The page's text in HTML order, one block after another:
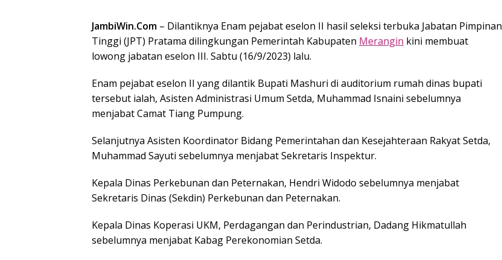
JambiWin.Com – Dilantiknya Enam pejabat eselon II hasil seleksi terbuka Jabatan Pimpinan
Tinggi (JPT) Pratama dilingkungan Pemerintah Kabupaten Merangin kini membuat
lowong jabatan eselon III. Sabtu (16/9/2023) lalu.
Enam pejabat eselon II yang dilantik Bupati Mashuri di auditorium rumah dinas bupati
tersebut ialah, Asisten Administrasi Umum Setda, Muhammad Isnaini sebelumnya
menjabat Camat Tiang Pumpung.
Selanjutnya Asisten Koordinator Bidang Pemerintahan dan Kesejahteraan Rakyat Setda,
Muhammad Sayuti sebelumnya menjabat Sekretaris Inspektur.
Kepala Dinas Perkebunan dan Peternakan, Hendri Widodo sebelumnya menjabat
Sekretaris Dinas (Sekdin) Perkebunan dan Peternakan.
Kepala Dinas Koperasi UKM, Perdagangan dan Perindustrian, Dadang Hikmatullah
sebelumnya menjabat Kabag Perekonomian Setda.